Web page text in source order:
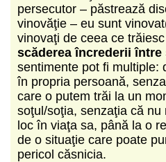
persecutor ‒ păstrează
vinovăţie ‒ eu sunt
vinovaţi de ceea ce
scăderea încrederii între
sentimente pot fi multiple:
în propria persoană,
care o putem trăi la un
soţul/soţia, senzaţia că nu
loc în viaţa sa, până la o
de o situaţie care poate
pericol căsnicia.